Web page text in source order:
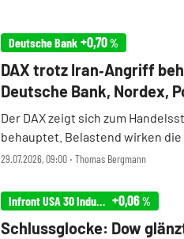
Deutsche Bank +0,70%
29.07.2026, 09:00 ‧ Thomas Bergmann
DAX trotz Iran‑Angriff
Deutsche Bank, Nordex,
Check
Der DAX zeigt sich zum
behauptet. Belastend wirken
steigende Öl- und Gaspreise
Infront USA 30 Industrial +0,06%
Schlussglocke: Dow